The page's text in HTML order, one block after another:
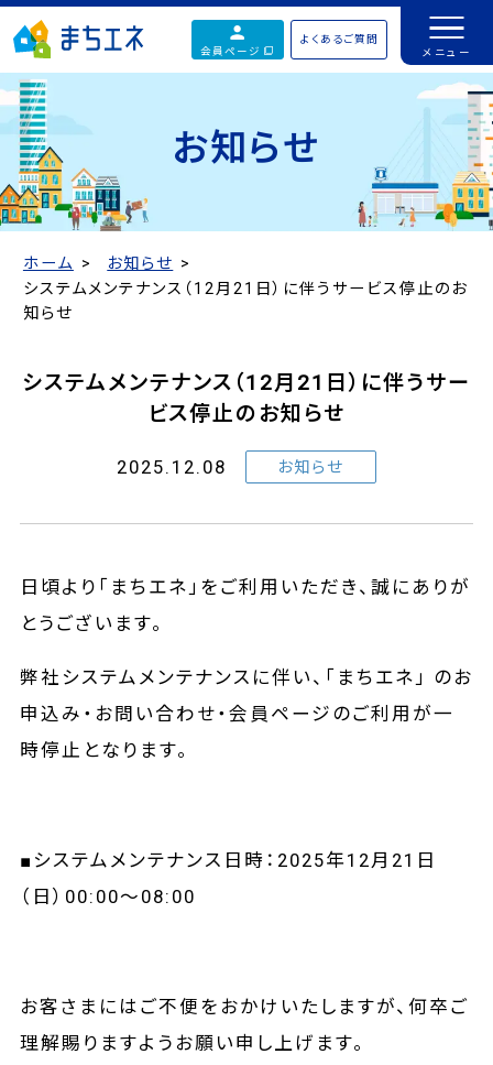
会員ページ
よくあるご質問
お知らせ
ホーム
お知らせ
システムメンテナンス（12月21日）に伴うサービス停止のお
知らせ
システムメンテナンス（12月21日）に伴うサー
ビス停止のお知らせ
2025.12.08 お知らせ
日頃より「まちエネ」をご利用いただき、誠にありが
とうございます。
弊社システムメンテナンスに伴い、「まちエネ」 のお
申込み・お問い合わせ・会員ページのご利用が一
時停止となります。
■システムメンテナンス日時：2025年12月21日
（日）00:00～08:00
お客さまにはご不便をおかけいたしますが、何卒ご
理解賜りますようお願い申し上げます。